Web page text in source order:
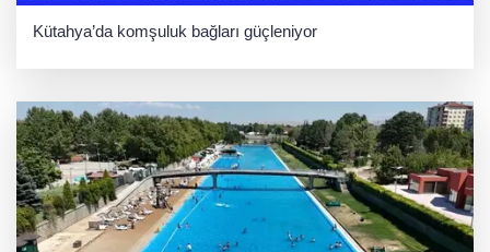
Kütahya’da komşuluk bağları güçleniyor